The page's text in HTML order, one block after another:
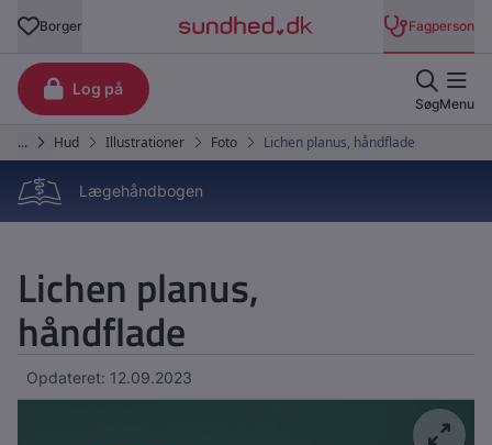
Lægehåndbogen
Lichen planus,
håndflade
Opdateret: 12.09.2023